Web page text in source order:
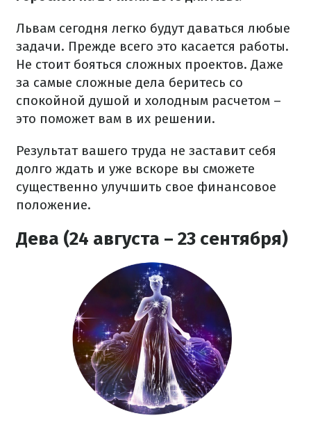
Львам сегодня легко будут даваться любые
задачи. Прежде всего это касается работы.
Не стоит бояться сложных проектов. Даже
за самые сложные дела беритесь со
спокойной душой и холодным расчетом –
это поможет вам в их решении.
Результат вашего труда не заставит себя
долго ждать и уже вскоре вы сможете
существенно улучшить свое финансовое
положение.
Дева (24 августа – 23 сентября)